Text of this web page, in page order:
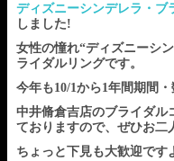
ディズニーシンデレラ・ブ
しました!
女性の憧れ“ディズニーシ
ライダルリングです。
今年も10/1から1年間期間
中井脩倉吉店のブライダル
ておりますので、ぜひお二
ちょっと下見も大歓迎です